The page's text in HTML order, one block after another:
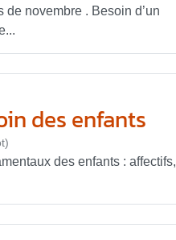
novembre . Besoin d’un
des enfants
des enfants : affectifs,